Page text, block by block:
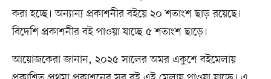
করা হচ্ছে। অন্যান্য প্রকাশনীর বইয়ে ২০ শতাংশ ছাড় রয়েছে।
বিদেশি প্রকাশনীর বই পাওয়া যাচ্ছে ৫ শতাংশ ছাড়ে।
আয়োজকেরা জানান, ২০২৫ সালের অমর একুশে বইমেলায়